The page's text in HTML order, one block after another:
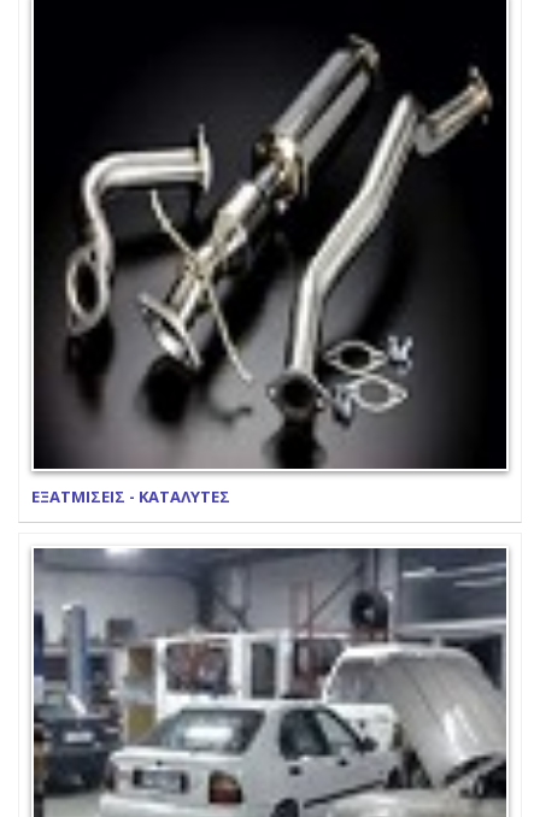
ΕΞΑΤΜΙΣΕΙΣ - ΚΑΤΑΛΥΤΕΣ